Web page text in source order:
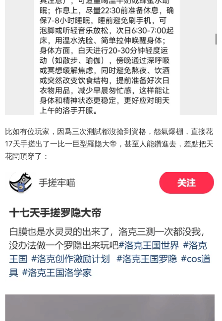
比如有位玩家，因爲三次測試都沒搶到資格，怨氣爆棚，直接花
17天手搓出了一比一巨型羅隐大帝，甚至人能鑽進去，差點把天
花闆頂穿了：